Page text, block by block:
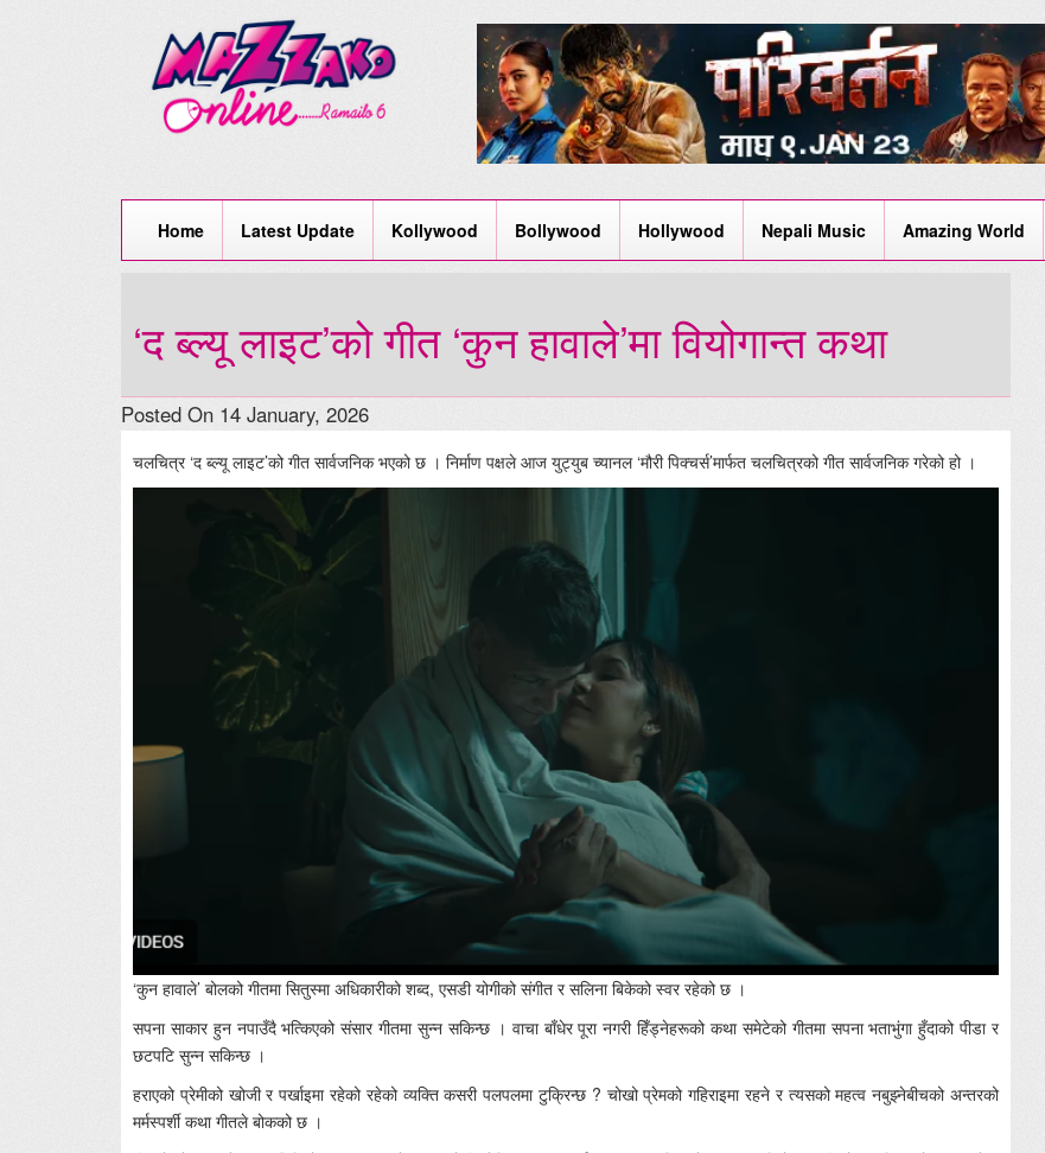
Home Latest Update Kollywood Bollywood Hollywood Nepali Music Amazing World
‘द ब्ल्यू लाइट’को गीत ‘कुन हावाले’मा वियोगान्त कथा
Posted On 14 January, 2026
चलचित्र ‘द ब्ल्यू लाइट’को गीत सार्वजनिक भएको छ । निर्माण पक्षले आज युट्युब च्यानल ‘मौरी पिक्चर्स’मार्फत चलचित्रको गीत सार्वजनिक गरेको हो ।
‘कुन हावाले’ बोलको गीतमा सितुस्मा अधिकारीको शब्द, एसडी योगीको संगीत र सलिना बिकेको स्वर रहेको छ ।
सपना साकार हुन नपाउँदै भत्किएको संसार गीतमा सुन्न सकिन्छ । वाचा बाँधेर पूरा नगरी हिँड्नेहरूको कथा समेटेको गीतमा सपना भताभुंगा हुँदाको पीडा र
छटपटि सुन्न सकिन्छ ।
हराएको प्रेमीको खोजी र पर्खाइमा रहेको रहेको व्यक्ति कसरी पलपलमा टुक्रिन्छ ? चोखो प्रेमको गहिराइमा रहने र त्यसको महत्व नबुझ्नेबीचको अन्तरको
मर्मस्पर्शी कथा गीतले बोकको छ ।